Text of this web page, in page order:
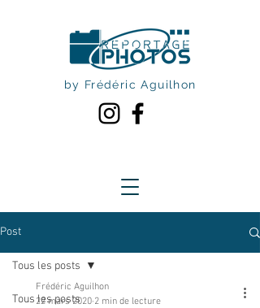
by Frédéric Aguilhon
Post
Tous les posts
Tous les posts
Frédéric Aguilhon
22 mars 2020 2 min de lecture